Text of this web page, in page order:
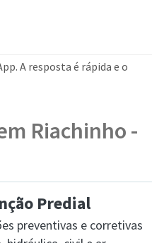
A resposta é rápida e o
Riachinho -
Predial
preventivas e corretivas